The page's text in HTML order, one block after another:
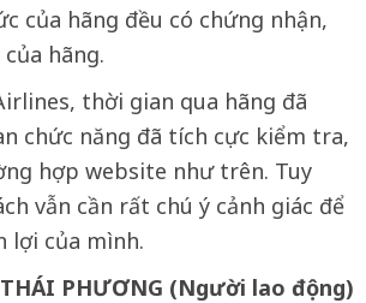
của hãng đều có chứng nhận,
hãng.
thời gian qua hãng đã
chức năng đã tích cực kiểm tra,
hợp website như trên. Tuy
vẫn cần rất chú ý cảnh giác để
lợi của mình.
PHƯƠNG (Người lao động)